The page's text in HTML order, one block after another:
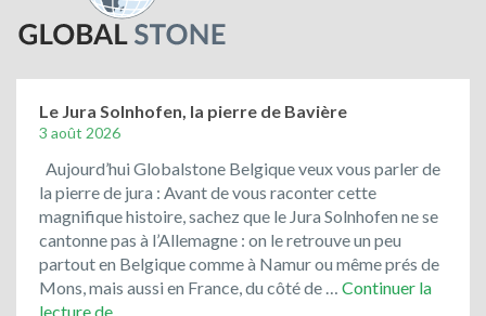
Le Jura Solnhofen, la pierre de Bavière
3 août 2026
Aujourd’hui Globalstone Belgique veux vous parler de
la pierre de jura : Avant de vous raconter cette
magnifique histoire, sachez que le Jura Solnhofen ne se
cantonne pas à l’Allemagne : on le retrouve un peu
partout en Belgique comme à Namur ou même prés de
Mons, mais aussi en France, du côté de … Continuer la
lecture deLe